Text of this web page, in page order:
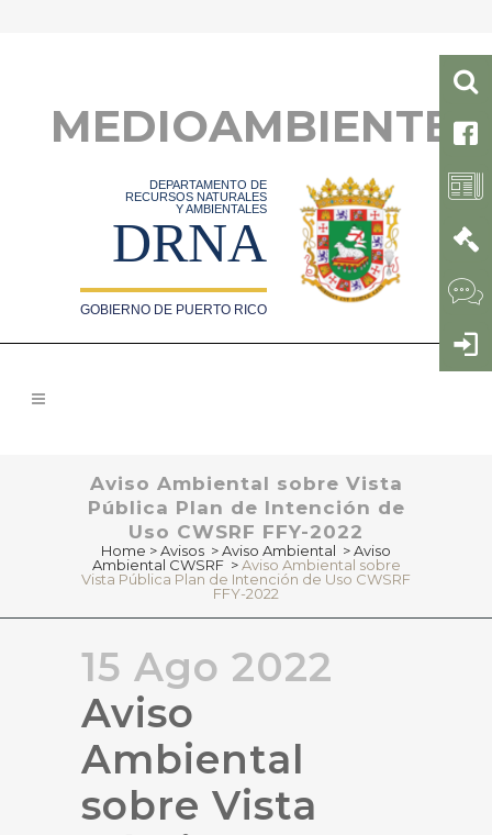
MEDIOAMBIENTE
DEPARTAMENTO DE
RECURSOS NATURALES
Y AMBIENTALES
DRNA
GOBIERNO DE PUERTO RICO
Aviso Ambiental sobre Vista
Pública Plan de Intención de
Uso CWSRF FFY-2022
Home >Avisos >Aviso Ambiental >Aviso
Ambiental CWSRF >Aviso Ambiental sobre
Vista Pública Plan de Intención de Uso CWSRF
FFY-2022
15 Ago 2022
Aviso
Ambiental
sobre Vista